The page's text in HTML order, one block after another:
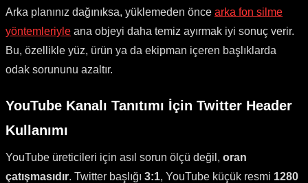
Arka planınız dağınıksa, yüklemeden önce arka fon silme
yöntemleriyle ana objeyi daha temiz ayırmak iyi sonuç verir.
Bu, özellikle yüz, ürün ya da ekipman içeren başlıklarda
odak sorununu azaltır.
YouTube Kanalı Tanıtımı İçin Twitter Header
Kullanımı
YouTube üreticileri için asıl sorun ölçü değil, oran
çatışmasıdır. Twitter başlığı 3:1, YouTube küçük resmi 1280